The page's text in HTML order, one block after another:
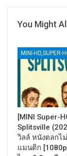
You Might
MINI-HD,SUPER-
[MINI Super-
Splitsville
วิลล์ หนังตลกไ
แมนติก